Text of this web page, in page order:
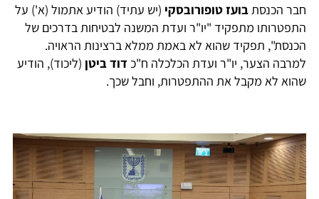
חבר הכנסתבועז טופורובסקי (יש עתיד) הודיע אתמול (א') על
התפטרותו מתפקיד "יו"ר ועדת המשנה לבטיחות בדרכים של
הכנסת", תפקיד שהוא לא באמת ממלא ברצינות הראויה.
למרבה הצער, יו"ר ועדת הכלכלה ח"כ דוד ביטן (ליכוד), הודיע
שהוא לא מקבל את ההתפטרות, וחבל שכך.